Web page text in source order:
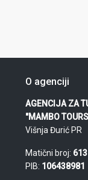
O agenciji
AGENCIJA ZA
"MAMBO
Višnja Đurić PR
Matični broj:
PIB: 106438981